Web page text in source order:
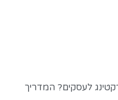
לעסקים? המדריך